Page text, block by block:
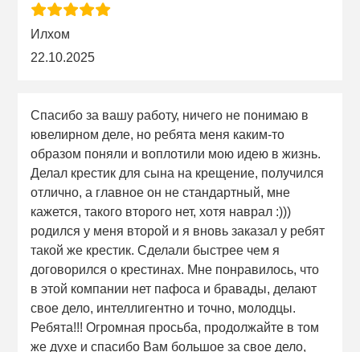
Илхом
22.10.2025
Спасибо за вашу работу, ничего не понимаю в
ювелирном деле, но ребята меня каким-то
образом поняли и воплотили мою идею в жизнь.
Делал крестик для сына на крещение, получился
отлично, а главное он не стандартный, мне
кажется, такого второго нет, хотя наврал :)))
родился у меня второй и я вновь заказал у ребят
такой же крестик. Сделали быстрее чем я
договорился о крестинах. Мне понравилось, что
в этой компании нет пафоса и бравады, делают
свое дело, интеллигентно и точно, молодцы.
Ребята!!! Огромная просьба, продолжайте в том
же духе и спасибо Вам большое за свое дело,